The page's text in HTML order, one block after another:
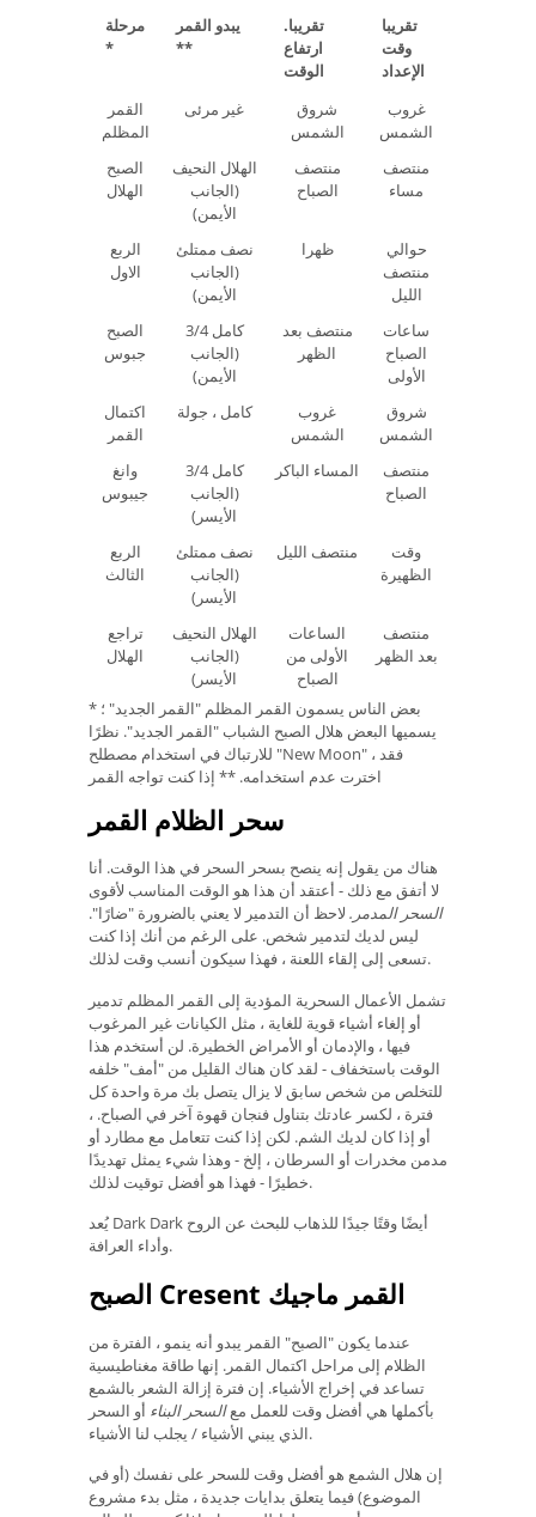
مرحلة
*
يبدو القمر
**
تقريبا.
ارتفاع
الوقت
تقريبا
وقت
الإعداد
القمر
المظلم
غير مرئى
شروق
الشمس
غروب
الشمس
الصبح
الهلال
الهلال النحيف
(الجانب
الأيمن)
منتصف
الصباح
منتصف
مساء
الربع
الاول
نصف ممتلئ
(الجانب
الأيمن)
ظهرا
حوالي
منتصف
الليل
الصبح
جبوس
3/4 كامل
(الجانب
الأيمن)
منتصف بعد
الظهر
ساعات
الصباح
الأولى
اكتمال
القمر
كامل ، جولة
غروب
الشمس
شروق
الشمس
وانغ
جيبوس
3/4 كامل
(الجانب
الأيسر)
المساء الباكر
منتصف
الصباح
الربع
الثالث
نصف ممتلئ
(الجانب
الأيسر)
منتصف الليل
وقت
الظهيرة
تراجع
الهلال
الهلال النحيف
(الجانب
الأيسر)
الساعات
الأولى من
الصباح
منتصف
بعد الظهر
* بعض الناس يسمون القمر المظلم "القمر الجديد" ؛
يسميها البعض هلال الصبح الشباب "القمر الجديد". نظرًا
للارتباك في استخدام مصطلح "New Moon" ، فقد
اخترت عدم استخدامه. ** إذا كنت تواجه القمر
سحر الظلام القمر
هناك من يقول إنه ينصح بسحر السحر في هذا الوقت. أنا
لا أتفق مع ذلك - أعتقد أن هذا هو الوقت المناسب لأقوى
السحر المدمر. لاحظ أن التدمير لا يعني بالضرورة "ضارًا".
ليس لديك لتدمير شخص. على الرغم من أنك إذا كنت
تسعى إلى إلقاء اللعنة ، فهذا سيكون أنسب وقت لذلك.
تشمل الأعمال السحرية المؤدية إلى القمر المظلم تدمير
أو إلغاء أشياء قوية للغاية ، مثل الكيانات غير المرغوب
فيها ، والإدمان أو الأمراض الخطيرة. لن أستخدم هذا
الوقت باستخفاف - لقد كان هناك القليل من "أمف" خلفه
للتخلص من شخص سابق لا يزال يتصل بك مرة واحدة كل
فترة ، لكسر عادتك بتناول فنجان قهوة آخر في الصباح. ،
أو إذا كان لديك الشم. لكن إذا كنت تتعامل مع مطارد أو
مدمن مخدرات أو السرطان ، إلخ - وهذا شيء يمثل تهديدًا
خطيرًا - فهذا هو أفضل توقيت لذلك.
يُعد Dark Dark أيضًا وقتًا جيدًا للذهاب للبحث عن الروح
وأداء العرافة.
الصبح Cresent القمر ماجيك
عندما يكون "الصبح" القمر يبدو أنه ينمو ، الفترة من
الظلام إلى مراحل اكتمال القمر. إنها طاقة مغناطيسية
تساعد في إخراج الأشياء. إن فترة إزالة الشعر بالشمع
بأكملها هي أفضل وقت للعمل معالسحر البناء أو السحر
الذي يبني الأشياء / يجلب لنا الأشياء.
إن هلال الشمع هو أفضل وقت للسحر على نفسك (أو في
الموضوع) فيما يتعلق بدايات جديدة ، مثل بدء مشروع